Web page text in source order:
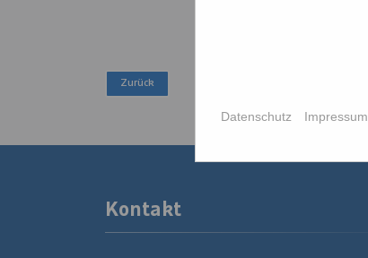
Kontakt
Datenschutz Impressum